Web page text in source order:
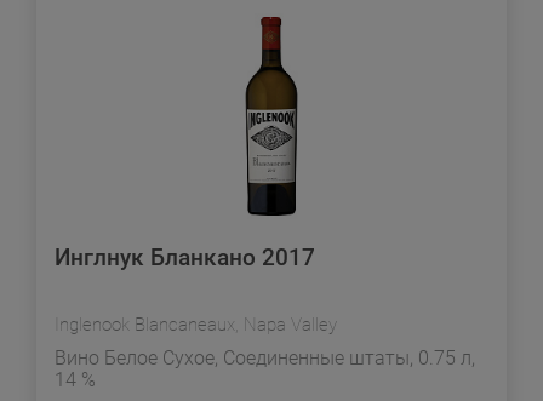
Инглнук Бланкано 2017
Inglenook Blancaneaux, Napa Valley
Вино Белое Сухое, Соединенные штаты, 0.75 л,
14 %